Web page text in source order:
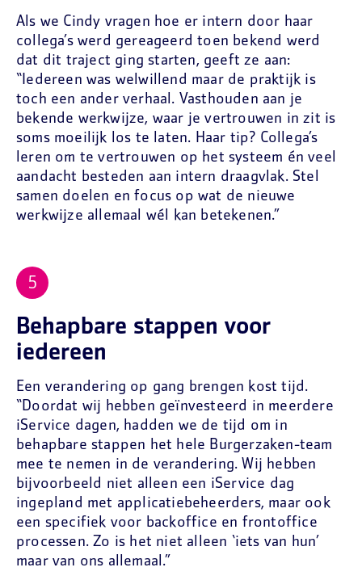
Als we Cindy vragen hoe er intern door haar
collega’s werd gereageerd toen bekend werd
dat dit traject ging starten, geeft ze aan:
“Iedereen was welwillend maar de praktijk is
toch een ander verhaal. Vasthouden aan je
bekende werkwijze, waar je vertrouwen in zit is
soms moeilijk los te laten. Haar tip? Collega’s
leren om te vertrouwen op het systeem én veel
aandacht besteden aan intern draagvlak. Stel
samen doelen en focus op wat de nieuwe
werkwijze allemaal wél kan betekenen.”
Behapbare stappen voor
iedereen
Een verandering op gang brengen kost tijd.
“Doordat wij hebben geïnvesteerd in meerdere
iService dagen, hadden we de tijd om in
behapbare stappen het hele Burgerzaken-team
mee te nemen in de verandering. Wij hebben
bijvoorbeeld niet alleen een iService dag
ingepland met applicatiebeheerders, maar ook
een specifiek voor backoffice en frontoffice
processen. Zo is het niet alleen ‘iets van hun’
maar van ons allemaal.”